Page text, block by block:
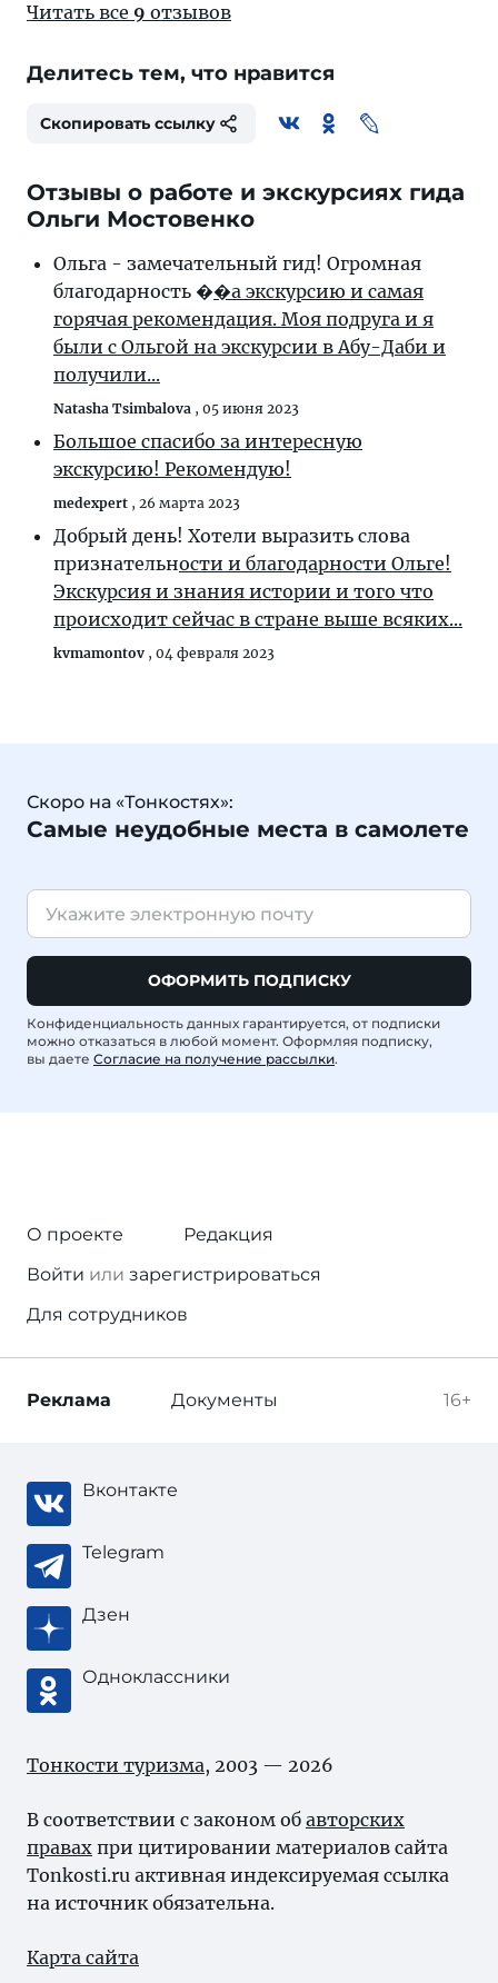
Читать все 9 отзывов
Делитесь тем, что нравится
Скопировать ссылку
Отзывы о работе и экскурсиях гида
Ольги Мостовенко
Ольга - замечательный гид! Огромная
благодарность ��а экскурсию и самая
горячая рекомендация. Моя подруга и я
были с Ольгой на экскурсии в Абу-Даби и
получили...
Natasha Tsimbalova , 05 июня 2023
Большое спасибо за интересную
экскурсию! Рекомендую!
medexpert , 26 марта 2023
Добрый день! Хотели выразить слова
признательности и благодарности Ольге!
Экскурсия и знания истории и того что
происходит сейчас в стране выше всяких...
kvmamontov , 04 февраля 2023
Скоро на «Тонкостях»:
Самые неудобные места в самолете
ОФОРМИТЬ ПОДПИСКУ
Конфиденциальность данных гарантируется, от подписки
можно отказаться в любой момент. Оформляя подписку,
вы даете Согласие на получение рассылки.
О проекте
Редакция
Войти или зарегистрироваться
Для сотрудников
16+
Реклама Документы
Вконтакте
Telegram
Дзен
Одноклассники
Тонкости туризма, 2003 — 2026
В соответствии с законом об авторских
правах при цитировании материалов сайта
Tonkosti.ru активная индексируемая ссылка
на источник обязательна.
Карта сайта